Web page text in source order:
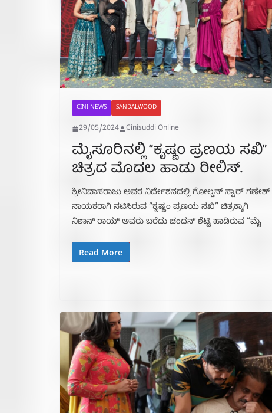
CINI NEWS SANDALWOOD
29/05/2024 Cinisuddi Online
ಮೈಸೂರಿನಲ್ಲಿ “ಕೃಷ್ಣಂ ಪ್ರಣಯ ಸಖಿ”
ಚಿತ್ರದ ಮೊದಲ ಹಾಡು ರೀಲಿಸ್.
ಶ್ರೀನಿವಾಸರಾಜು ಅವರ ನಿರ್ದೇಶನದಲ್ಲಿ ಗೋಲ್ಡನ್ ಸ್ಟಾರ್ ಗಣೇಶ್
ನಾಯಕರಾಗಿ ನಟಿಸಿರುವ “ಕೃಷ್ಣಂ ಪ್ರಣಯ ಸಖಿ” ಚಿತ್ರಕ್ಕಾಗಿ
ನಿಶಾನ್ ರಾಯ್ ಅವರು ಬರೆದು ಚಂದನ್ ಶೆಟ್ಟಿ ಹಾಡಿರುವ “ಮೈ
Read More